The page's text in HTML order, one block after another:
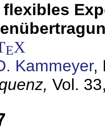
flexibles
EX
Kammeyer,
Vol.